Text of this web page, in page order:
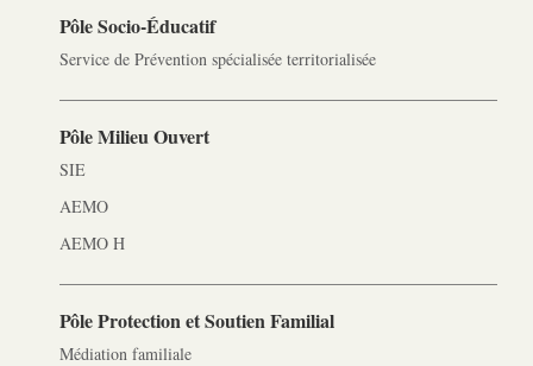
Pôle Socio-­Éducatif
Service de Prévention spécialisée territorialisée
Pôle Milieu Ouvert
SIE
AEMO
AEMO H
Pôle Protection et Soutien Familial
Médiation familiale